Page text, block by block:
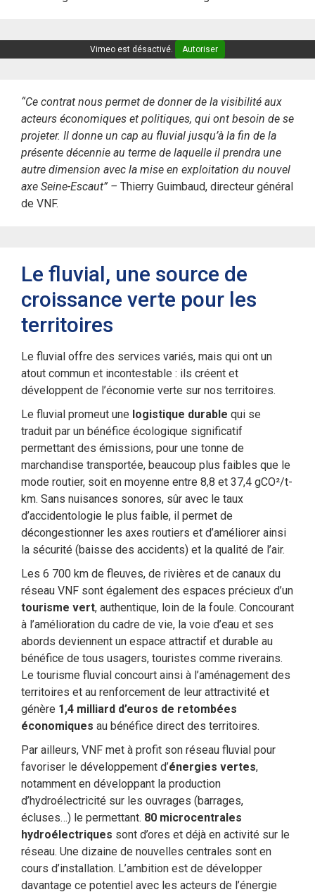
Vimeo est désactivé. Autoriser
“Ce contrat nous permet de donner de la visibilité aux
acteurs économiques et politiques, qui ont besoin de se
projeter. Il donne un cap au fluvial jusqu’à la fin de la
présente décennie au terme de laquelle il prendra une
autre dimension avec la mise en exploitation du nouvel
axe Seine-Escaut” – Thierry Guimbaud, directeur général
de VNF.
Le fluvial, une source de
croissance verte pour les
territoires
Le fluvial offre des services variés, mais qui ont un
atout commun et incontestable : ils créent et
développent de l’économie verte sur nos territoires.
Le fluvial promeut une logistique durable qui se
traduit par un bénéfice écologique significatif
permettant des émissions, pour une tonne de
marchandise transportée, beaucoup plus faibles que le
mode routier, soit en moyenne entre 8,8 et 37,4 gCO²/t-
km. Sans nuisances sonores, sûr avec le taux
d’accidentologie le plus faible, il permet de
décongestionner les axes routiers et d’améliorer ainsi
la sécurité (baisse des accidents) et la qualité de l’air.
Les 6 700 km de fleuves, de rivières et de canaux du
réseau VNF sont également des espaces précieux d’un
tourisme vert, authentique, loin de la foule. Concourant
à l’amélioration du cadre de vie, la voie d’eau et ses
abords deviennent un espace attractif et durable au
bénéfice de tous usagers, touristes comme riverains.
Le tourisme fluvial concourt ainsi à l’aménagement des
territoires et au renforcement de leur attractivité et
génère 1,4 milliard d’euros de retombées
économiques au bénéfice direct des territoires.
Par ailleurs, VNF met à profit son réseau fluvial pour
favoriser le développement d’énergies vertes,
notamment en développant la production
d’hydroélectricité sur les ouvrages (barrages,
écluses…) le permettant. 80 microcentrales
hydroélectriques sont d’ores et déjà en activité sur le
réseau. Une dizaine de nouvelles centrales sont en
cours d’installation. L’ambition est de développer
davantage ce potentiel avec les acteurs de l’énergie